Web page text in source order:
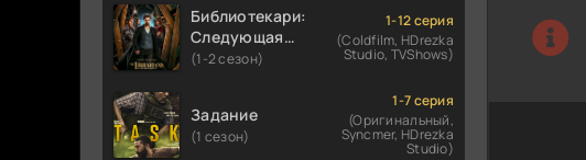
Библиотекари:
Следующая
глава
(1-2 сезон)
1-12 серия
(Coldfilm, HDrezka
Studio, TVShows)
Задание
(1 сезон)
1-7 серия
(Оригинальный,
Syncmer, HDrezka
Studio)